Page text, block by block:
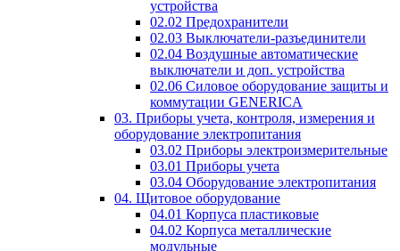
устройства
02.02 Предохранители
02.03 Выключатели-разъединители
02.04 Воздушные автоматические
выключатели и доп. устройства
02.06 Силовое оборудование защиты и
коммутации GENERICA
03. Приборы учета, контроля, измерения и
оборудование электропитания
03.02 Приборы электроизмерительные
03.01 Приборы учета
03.04 Оборудование электропитания
04. Щитовое оборудование
04.01 Корпуса пластиковые
04.02 Корпуса металлические
модульные